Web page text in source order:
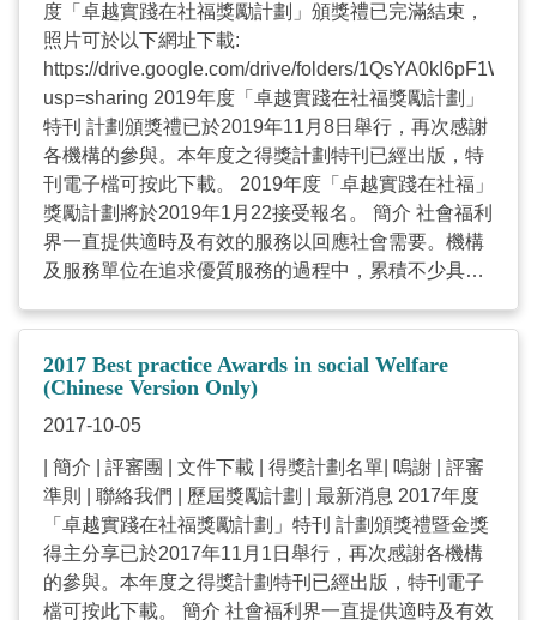
顧者支援計劃 社聯Facebook 香港電台第五台《生活
存關愛》#767集 社聯Facebook 香港電台第五台《生
活存關愛》#782集 Project MAP生命地圖 –意義中心
取向抗毒教育及輔導計劃 賽馬會「三房兩廳開檯食
飯」社醫共生計劃 社聯Facebook 香港電台第五台
《生活存關愛》#787集 社聯Facebook 社聯頻道 香港
電台第五台《生活存關愛》#766集 ReFresh線上精神
健康自助平台 賽馬會「無痛E世代」長者膝痛管理計
劃 社聯Facebook 香港電台第五台《生活存關愛》
#772集 社聯Facebook 社聯頻道 香港電台第五台《生
訓練計劃 賽馬會青少年情緒健康網上支援平台 社聯
Facebook 香港電台第五台《生活存關愛》#768集 社
聯Facebook 香港電台第五台《生活存關愛》#773集
女青賽馬會家庭喜「越」之旅 織福 – 長者互助發展計
#771集 社聯Facebook 香港電台第五台《生活存關
愛》#770集 兒童之家服務從發展為本至依附為本的蛻
變 其他宣傳 社聯Facebook 香港電台第五台《生活存
關愛》#776集 人．社會．科技《AM730 – 蔡海偉網
誌》 Briefing of 2023 Best Practice Awards in Social
途有限公司 賽馬會「智歷奇境」學習計劃 香港基督
教服務處 實證為本 西貢鄉郊社區視象診症及藥物指導
試驗計劃 西貢區社區中心 「依‧正念」- 支援犯罪違
規青少年精神健康輔導計劃 香港青年協會 機哥伴小
星® (RABI) 智趣伴星途有限公司 年度主題獎 （本屆
主題：「疫情下的社會服務」） 基層清潔工支援 香港
明愛 跨境學童及家庭支援服務 香港國際社會服務社
「讀唇友善」口罩 福幼基金會 Introduction of
the Winning Projects (Chinese Only) 西貢鄉郊社區視
象診症及藥物指導試驗計劃 跨境學童及家庭支援服務
愛》#678集 社聯 Facebook 香港電台第五台《生活存
關愛》#682集 「依‧正念」- 支援犯罪違規青少年精神
健康輔導計劃 機哥伴小星® (RABI) 社聯 Facebook 香
港電台第五台《生活存關愛》#681集 社聯 Facebook
起步開始－ 幼稚園非華語學生學習中文支援計劃 賽馬
會「智歷奇境」學習計劃 社聯 Facebook 香港電台第
五台《生活存關愛》#684集 社聯 Facebook 社聯頻道
香港電台第五台《生活存關愛》#685集 「情境化認知
康復訓練」先導計劃 「讀唇友善」口罩 社聯
度「卓越實踐在社福獎勵計劃」頒獎禮已完滿結束，
照片可於以下網址下載:
https://drive.google.com/drive/folders/
usp=sharing 2019年度「卓越實踐在社福獎勵計劃」
特刊 計劃頒獎禮已於2019年11月8日舉行，再次感謝
各機構的參與。本年度之得獎計劃特刊已經出版，特
刊電子檔可按此下載。 2019年度「卓越實踐在社福」
獎勵計劃將於2019年1月22接受報名。 簡介 社會福利
界一直提供適時及有效的服務以回應社會需要。機構
及服務單位在追求優質服務的過程中，累積不少具啟
實踐的經驗及智慧，本會自2003年起每兩年舉辦「卓
越實踐在社福」獎勵計劃，希望透過獎勵計劃，促進
業界的專業交流，繼續發揮追求卓越的精神，並讓公
眾進一步認識社會福利界的貢獻。 目標 表揚及鼓勵卓
驗及鼓勵界內相互切磋砥礪 有系統地記錄實踐經驗及
知識 主題 創新與科技應用 發展服務新里程 社會服務
機構提供的專業社會服務，是需要透過微觀及宏觀的
不同層面介入，以推動弱勢社群的參與及充權，同時
也需要鼓勵結合創新意念或科技應用，推動服務發
展，及強化服務的成效，有效地回應不斷變化的社會
2017 Best practice Awards in social Welfare
(Chinese Version Only)
2017-10-05
| 簡介 | 評審團 | 文件下載 | 得獎計劃名單| 嗚謝 | 評審
準則 | 聯絡我們 | 歷屆獎勵計劃 | 最新消息 2017年度
「卓越實踐在社福獎勵計劃」特刊 計劃頒獎禮暨金獎
得主分享已於2017年11月1日舉行，再次感謝各機構
的參與。本年度之得獎計劃特刊已經出版，特刊電子
檔可按此下載。 簡介 社會福利界一直提供適時及有效